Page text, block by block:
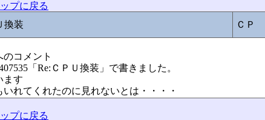
プに戻る
換装 ＣＰ
のコメント
「Re:ＣＰＵ換装」で書きました。
ます
れてくれたのに見れないとは・・・・
プに戻る